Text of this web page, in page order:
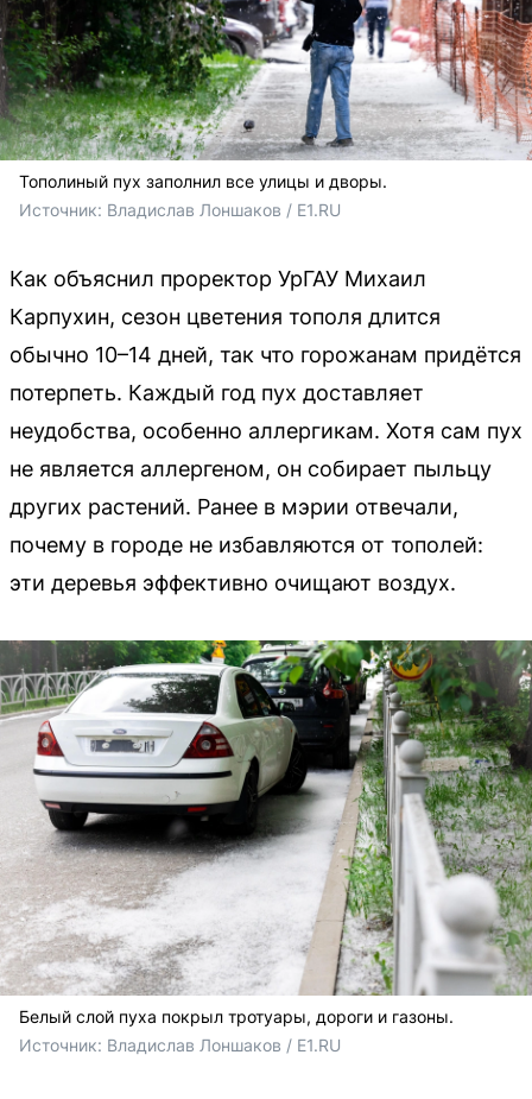
Тополиный пух заполнил все улицы и дворы.
Источник: Владислав Лоншаков / E1.RU
Как объяснил проректор УрГАУ Михаил
Карпухин, сезон цветения тополя длится
обычно 10–14 дней, так что горожанам придётся
потерпеть. Каждый год пух доставляет
неудобства, особенно аллергикам. Хотя сам пух
не является аллергеном, он собирает пыльцу
других растений. Ранее в мэрии отвечали,
почему в городе не избавляются от тополей:
эти деревья эффективно очищают воздух.
Белый слой пуха покрыл тротуары, дороги и газоны.
Источник: Владислав Лоншаков / E1.RU